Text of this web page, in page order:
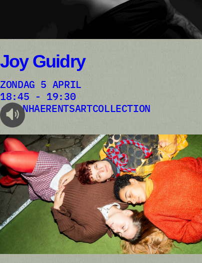
Joy Guidry
ZONDAG 5 APRIL
18:45 - 19:30
audioplayer.listen
VANHAERENTSARTCOLLECTION